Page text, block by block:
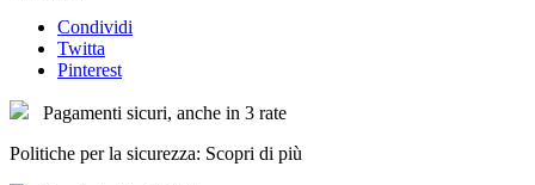
Condividi
Twitta
Pinterest
Pagamenti sicuri, anche in 3 rate
Politiche per la sicurezza: Scopri di più